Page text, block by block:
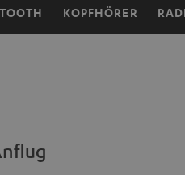
KOPFHÖRER